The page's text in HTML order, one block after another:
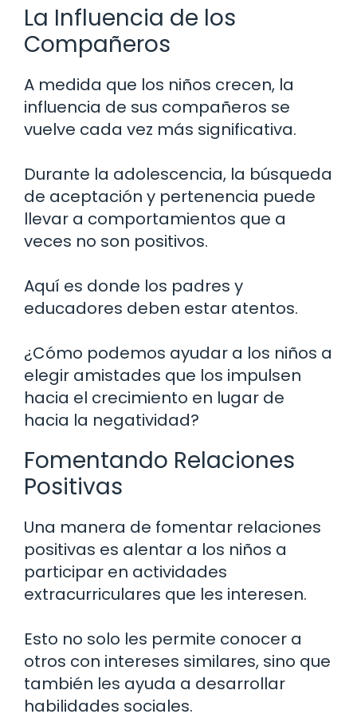
La Influencia de los
Compañeros
A medida que los niños crecen, la
influencia de sus compañeros se
vuelve cada vez más significativa.
Durante la adolescencia, la búsqueda
de aceptación y pertenencia puede
llevar a comportamientos que a
veces no son positivos.
Aquí es donde los padres y
educadores deben estar atentos.
¿Cómo podemos ayudar a los niños a
elegir amistades que los impulsen
hacia el crecimiento en lugar de
hacia la negatividad?
Fomentando Relaciones
Positivas
Una manera de fomentar relaciones
positivas es alentar a los niños a
participar en actividades
extracurriculares que les interesen.
Esto no solo les permite conocer a
otros con intereses similares, sino que
también les ayuda a desarrollar
habilidades sociales.